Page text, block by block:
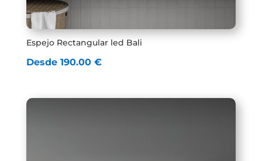
Espejo Rectangular led Bali
Desde 190.00 €